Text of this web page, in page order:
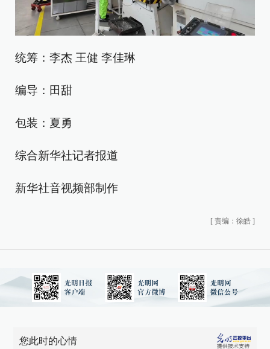
统筹：李杰 王健 李佳琳
编导：田甜
包装：夏勇
综合新华社记者报道
新华社音视频部制作
[ 责编：徐皓 ]
您此时的心情